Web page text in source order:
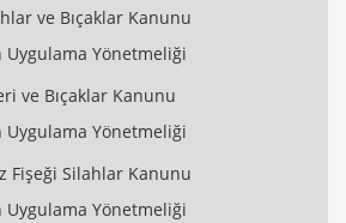
ve Bıçaklar Kanunu
Uygulama Yönetmeliği
ve Bıçaklar Kanunu
Uygulama Yönetmeliği
Fişeği Silahlar Kanunu
Uygulama Yönetmeliği